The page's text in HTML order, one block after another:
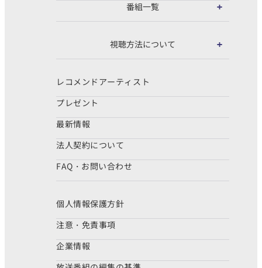
番組一覧
視聴方法について
レコメンドアーティスト
プレゼント
最新情報
法人契約について
FAQ・お問い合わせ
個人情報保護方針
注意・免責事項
企業情報